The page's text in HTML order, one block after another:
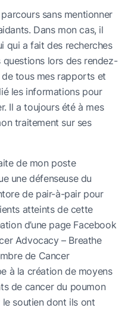
sans mentionner
Dans mon cas, il
qui a fait des recherches
questions lors des rendez-
tous mes rapports et
les informations pour
Il a toujours été à mes
traitement sur ses
de mon poste
une défenseuse du
de pair-à-pair pour
atteints de cette
d’une page Facebook
Advocacy – Breathe
de Cancer
à la création de moyens
de cancer du poumon
soutien dont ils ont